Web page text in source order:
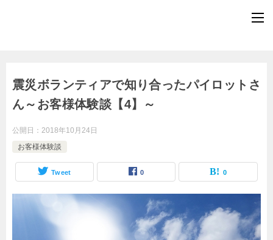
震災ボランティアで知り合ったパイロットさ
ん～お客様体験談【4】～
公開日： 2018年10月24日
お客様体験談
Tweet 0 0